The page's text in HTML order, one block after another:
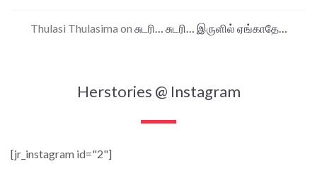
Thulasi Thulasima on சுடரி… சுடரி… இருளில் ஏங்காதே…
Herstories @ Instagram
[jr_instagram id="2"]